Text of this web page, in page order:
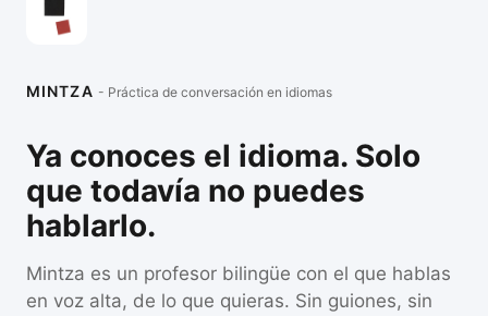
MINTZA - Práctica de conversación en idiomas
Ya conoces el idioma. Solo
que todavía no puedes
hablarlo.
Mintza es un profesor bilingüe con el que hablas
en voz alta, de lo que quieras. Sin guiones, sin